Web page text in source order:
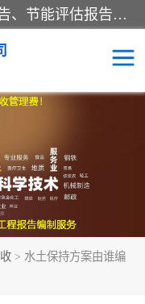
公司主营业务有地质灾害评估报告、节能评估报告、水土保持验收、水资源论证、土地复垦报告、项目可行性研究报告等。是经国家工商总局批准，在法律、法规、决定规定禁止的不得经营；法律、法规、决定规定应当许可（审批）的，经审批机关批准后凭许可（审批）文件经营;法律、法规，市场主体自主选择经营。
> 水土保持方案由谁编
复垦报告
项目验收报告